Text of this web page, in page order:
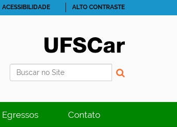
Busca
ACESSIBILIDADE ALTO CONTRASTE
Egressos Contato